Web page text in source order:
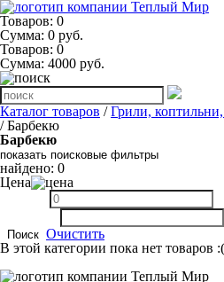
Товаров: 0
Сумма: 0 руб.
Товаров: 0
Сумма: 4000 руб.
Каталог товаров /Грили,
/ Барбекю
Барбекю
показать поисковые фильтры
найдено: 0
Цена
Поиск Очистить
В этой категории пока нет товаров :(